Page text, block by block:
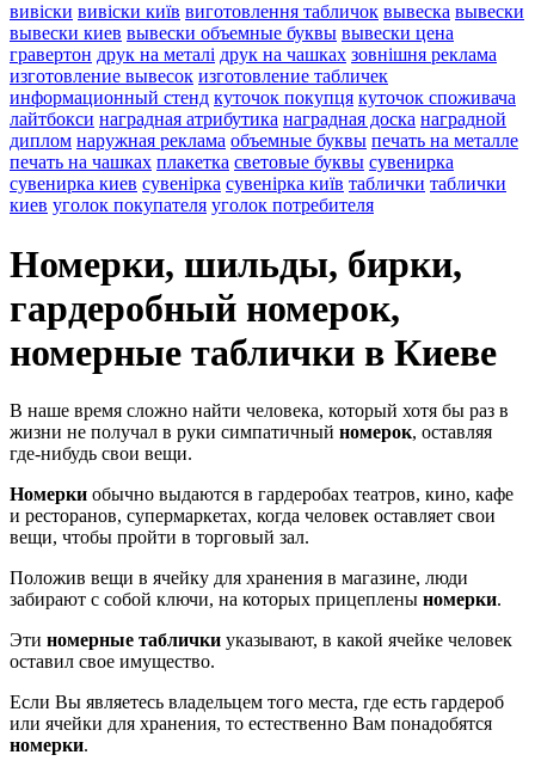
вивіски вивіски київ виготовлення табличок вывеска вывески
вывески киев вывески объемные буквы вывески цена
гравертон друк на металі друк на чашках зовнішня реклама
изготовление вывесок изготовление табличек
информационный стенд куточок покупця куточок споживача
лайтбокси наградная атрибутика наградная доска наградной
диплом наружная реклама объемные буквы печать на металле
печать на чашках плакетка световые буквы сувенирка
сувенирка киев сувенірка сувенірка київ таблички таблички
киев уголок покупателя уголок потребителя
Номерки, шильды, бирки,
гардеробный номерок,
номерные таблички в Киеве
В наше время сложно найти человека, который хотя бы раз в
жизни не получал в руки симпатичный номерок, оставляя
где-нибудь свои вещи.
Номерки обычно выдаются в гардеробах театров, кино, кафе
и ресторанов, супермаркетах, когда человек оставляет свои
вещи, чтобы пройти в торговый зал.
Положив вещи в ячейку для хранения в магазине, люди
забирают с собой ключи, на которых прицеплены номерки.
Эти номерные таблички указывают, в какой ячейке человек
оставил свое имущество.
Если Вы являетесь владельцем того места, где есть гардероб
или ячейки для хранения, то естественно Вам понадобятся
номерки.